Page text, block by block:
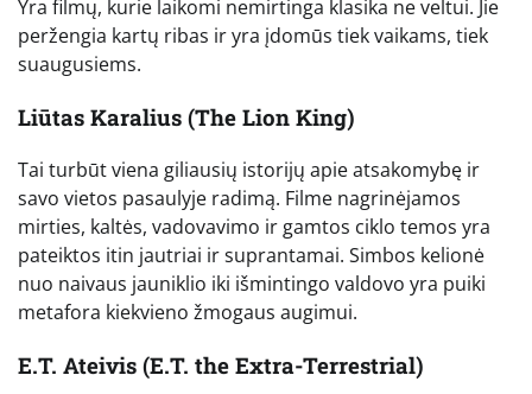
Yra filmų, kurie laikomi nemirtinga klasika ne veltui. Jie
peržengia kartų ribas ir yra įdomūs tiek vaikams, tiek
suaugusiems.
Liūtas Karalius (The Lion King)
Tai turbūt viena giliausių istorijų apie atsakomybę ir
savo vietos pasaulyje radimą. Filme nagrinėjamos
mirties, kaltės, vadovavimo ir gamtos ciklo temos yra
pateiktos itin jautriai ir suprantamai. Simbos kelionė
nuo naivaus jauniklio iki išmintingo valdovo yra puiki
metafora kiekvieno žmogaus augimui.
E.T. Ateivis (E.T. the Extra-Terrestrial)